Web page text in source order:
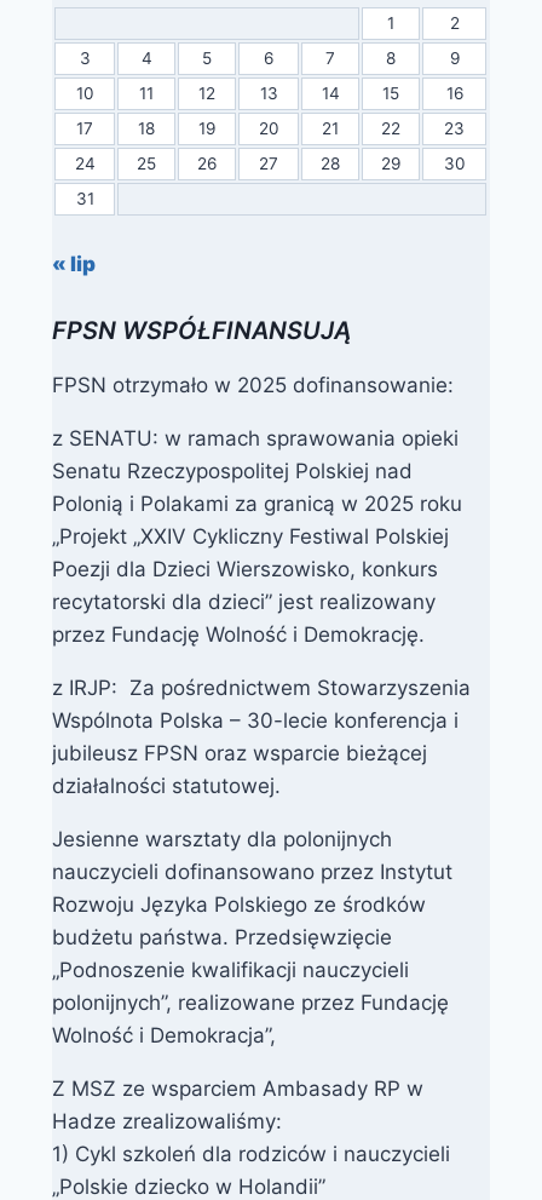
1
2
3
4 5 6 7 8
9
10
11 12 13 14 15
16
17
18 19 20 21 22
23
24
25 26 27 28 29
30
31
« lip
FPSN WSPÓŁFINANSUJĄ
FPSN otrzymało w 2025 dofinansowanie:
z SENATU: w ramach sprawowania opieki
Senatu Rzeczypospolitej Polskiej nad
Polonią i Polakami za granicą w 2025 roku
„Projekt „XXIV Cykliczny Festiwal Polskiej
Poezji dla Dzieci Wierszowisko, konkurs
recytatorski dla dzieci” jest realizowany
przez Fundację Wolność i Demokrację.
z IRJP: Za pośrednictwem Stowarzyszenia
Wspólnota Polska – 30-lecie konferencja i
jubileusz FPSN oraz wsparcie bieżącej
działalności statutowej.
Jesienne warsztaty dla polonijnych
nauczycieli dofinansowano przez Instytut
Rozwoju Języka Polskiego ze środków
budżetu państwa. Przedsięwzięcie
„Podnoszenie kwalifikacji nauczycieli
polonijnych”, realizowane przez Fundację
Wolność i Demokracja”,
Z MSZ ze wsparciem Ambasady RP w
Hadze zrealizowaliśmy:
1) Cykl szkoleń dla rodziców i nauczycieli
„Polskie dziecko w Holandii”